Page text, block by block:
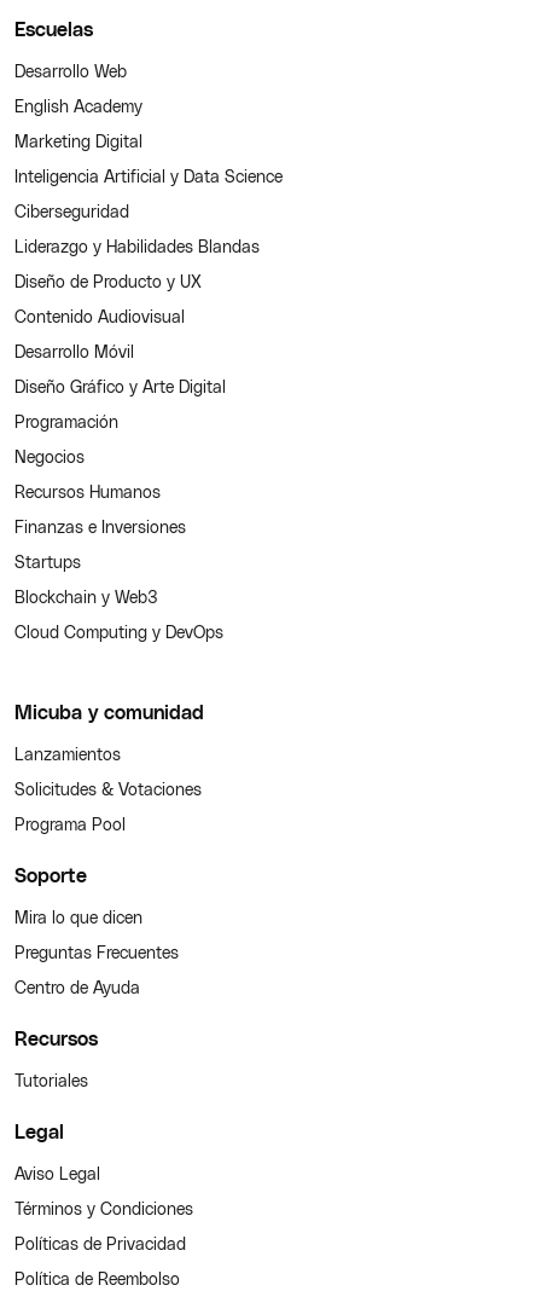
Escuelas
Desarrollo Web
English Academy
Marketing Digital
Inteligencia Artificial y Data Science
Ciberseguridad
Liderazgo y Habilidades Blandas
Diseño de Producto y UX
Contenido Audiovisual
Desarrollo Móvil
Diseño Gráfico y Arte Digital
Programación
Negocios
Recursos Humanos
Finanzas e Inversiones
Startups
Blockchain y Web3
Cloud Computing y DevOps
Micuba y comunidad
Lanzamientos
Solicitudes & Votaciones
Programa Pool
Soporte
Mira lo que dicen
Preguntas Frecuentes
Centro de Ayuda
Recursos
Tutoriales
Legal
Aviso Legal
Términos y Condiciones
Políticas de Privacidad
Política de Reembolso